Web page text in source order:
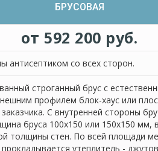
БРУСОВАЯ
от 592 200 руб.
антисептиком со всех сторон.
строганный брус с
профилем блок-хаус или
С внутренней стороны
бруса 100х150 или 150х150 мм,
толщины стен. По всей площади
утеплитель -